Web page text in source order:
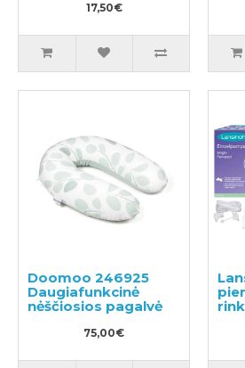
17,50€
Doomoo 246925
Daugiafunkcinė
nėščiosios pagalvė
75,00€